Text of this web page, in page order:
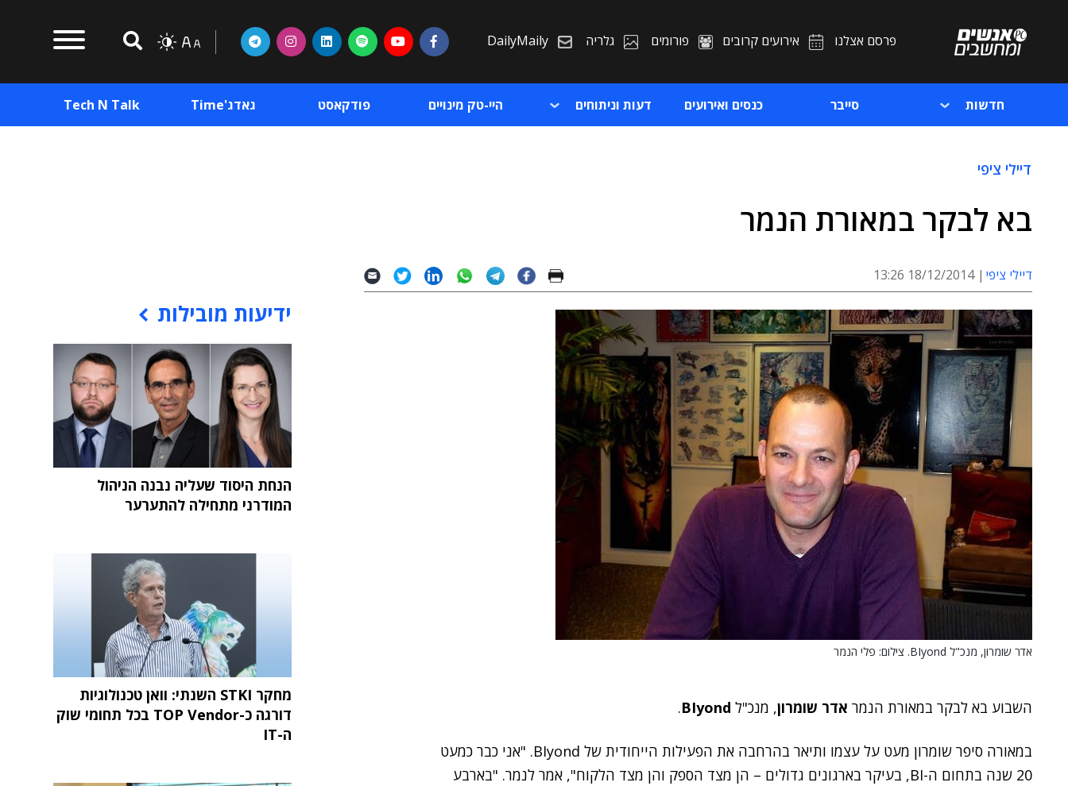
פרסם אצלנו אירועים קרובים פורומים גלריה DailyMaily
חדשות סייבר כנסים ואירועים דעות וניתוחים היי-טק מינויים פודקאסט גאדג'Time Tech N Talk
דיילי ציפי
בא לבקר במאורת הנמר
דיילי ציפי 18/12/2014 13:26
אדר שומרון, מנכ"ל BIyond. צילום: פלי הנמר
השבוע בא לבקר במאורת הנמר אדר שומרון, מנכ"ל BIyond
.
במאורה סיפר שומרון מעט על עצמו ותיאר בהרחבה את הפעילות הייחודית של BIyond. "אני כבר כמעט
20 שנה בתחום ה-BI, בעיקר בארגונים גדולים – הן מצד הספק והן מצד הלקוח", אמר לנמר. "בארבע
ידיעות מובילות
הנחת היסוד שעליה נבנה הניהול
המודרני מתחילה להתערער
מחקר STKI השנתי: וואן טכנולוגיות
דורגה כ-TOP Vendor בכל תחומי שוק
ה-IT